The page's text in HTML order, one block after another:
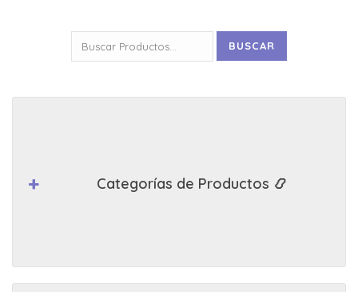
por:
BUSCAR
Categorías de Productos 📿